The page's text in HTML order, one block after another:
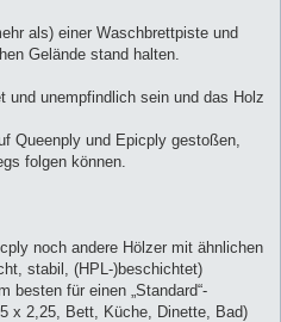
als) einer Waschbrettpiste und
Gelände stand halten.
und unempfindlich sein und das Holz
Queenply und Epicply gestoßen,
folgen können.
noch andere Hölzer mit ähnlichen
stabil, (HPL-)beschichtet)
besten für einen „Standard“-
x 2,25, Bett, Küche, Dinette, Bad)